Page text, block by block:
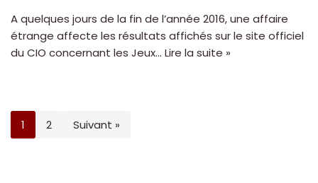
A quelques jours de la fin de l’année 2016, une affaire
étrange affecte les résultats affichés sur le site officiel
du CIO concernant les Jeux… Lire la suite »
1 2 Suivant »